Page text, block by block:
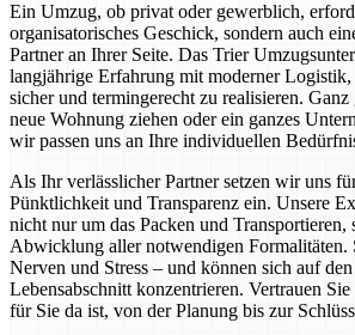
Ein Umzug, ob privat oder gewerblich,
organisatorisches Geschick, sondern auch
Partner an Ihrer Seite. Das Trier
langjährige Erfahrung mit moderner
sicher und termingerecht zu realisieren.
neue Wohnung ziehen oder ein ganzes
wir passen uns an Ihre individuellen
Als Ihr verlässlicher Partner setzen wir uns
Pünktlichkeit und Transparenz ein. Unsere
nicht nur um das Packen und Transportieren,
Abwicklung aller notwendigen Formalitäten.
Nerven und Stress – und können sich auf den
Lebensabschnitt konzentrieren. Vertrauen
für Sie da ist, von der Planung bis zur